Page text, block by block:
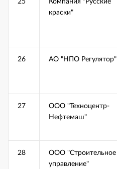
25
Компания "Русские
краски"
26 АО "НПО Регулятор"
27
ООО "Техноцентр-
Нефтемаш"
28
ООО "Строительное
управление"